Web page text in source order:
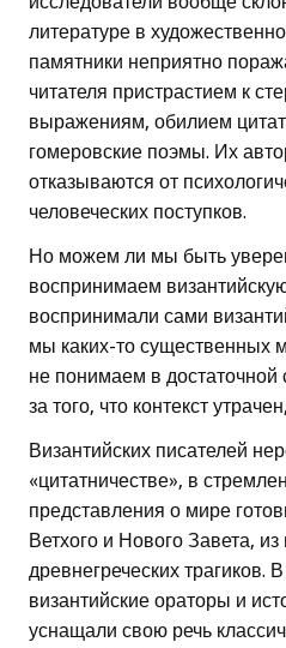
литературе в
памятники неприятно
читателя пристрастием к
выражениям, обилием
гомеровские поэмы. Их
отказываются от
человеческих поступков.
Но можем ли мы быть
воспринимаем
воспринимали сами
мы каких-то существенных
не понимаем в достаточной
за того, что контекст
Византийских писателей
«цитатничестве», в
представления о мире
Ветхого и Нового Завета,
древнегреческих трагиков.
византийские ораторы и
уснащали свою речь